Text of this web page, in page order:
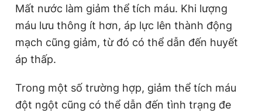
bản. Phát triển bởi ePi Technologies, JSC.
Mất nước làm giảm thể tích máu. Khi lượng
máu lưu thông ít hơn, áp lực lên thành động
mạch cũng giảm, từ đó có thể dẫn đến huyết
áp thấp.
Trong một số trường hợp, giảm thể tích máu
đột ngột cũng có thể dẫn đến tình trạng đe